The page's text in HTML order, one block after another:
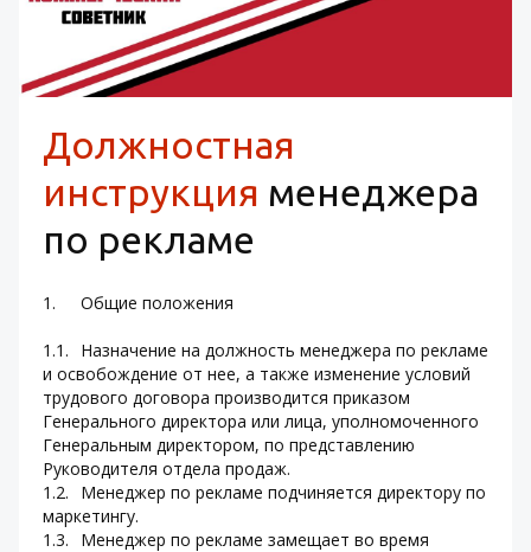
Должностная
инструкция менеджера
по рекламе
1.	Общие положения
1.1.	Назначение на должность менеджера по рекламе
и освобождение от нее, а также изменение условий
трудового договора производится приказом
Генерального директора или лица, уполномоченного
Генеральным директором, по представлению
Руководителя отдела продаж.
1.2.	Менеджер по рекламе подчиняется директору по
маркетингу.
1.3.	Менеджер по рекламе замещает во время